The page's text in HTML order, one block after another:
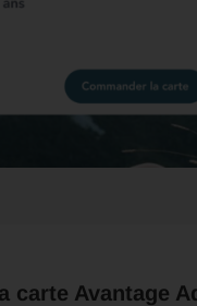
carte Avantage